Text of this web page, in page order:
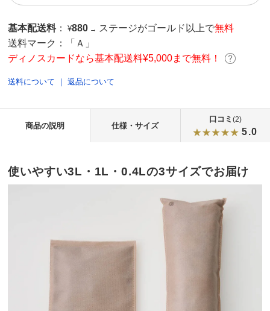
基本配送料 ： ¥880 → ステージがゴールド以上で無料
送料マーク：
「Ａ」
ディノスカードなら基本配送料¥5,000まで無料！
送料について ｜返品について
商品の説明 仕様・サイズ
口コミ (2)
5.0
使いやすい3L・1L・0.4Lの3サイズでお届け